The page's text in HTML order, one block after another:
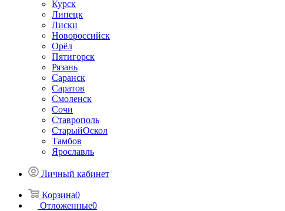
Курск
Липецк
Лиски
Новороссийск
Орёл
Пятигорск
Рязань
Саранск
Саратов
Смоленск
Сочи
Ставрополь
СтарыйОскол
Тамбов
Ярославль
Личный кабинет
Корзина0
Отложенные0